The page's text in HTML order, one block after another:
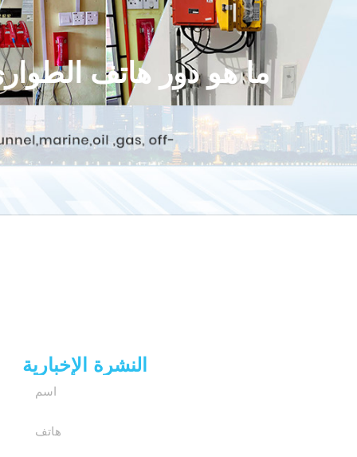
ما هو دور هاتف
النشرة الإخبارية